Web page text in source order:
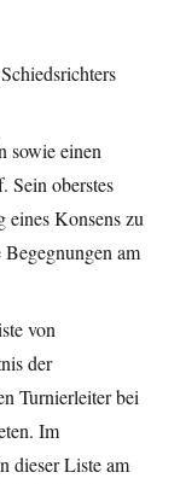
sowie einen
Sein oberstes
eines Konsens zu
am
von
der
Turnierleiter bei
Im
dieser Liste am